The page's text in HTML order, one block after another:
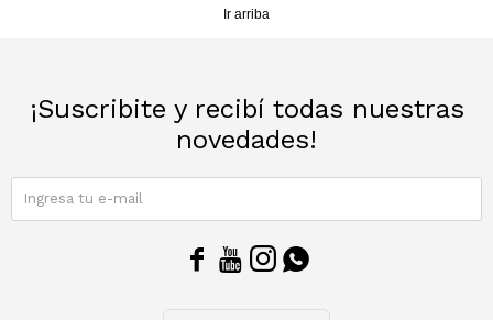
Ir arriba
¡Suscribite y recibí todas nuestras
novedades!
   